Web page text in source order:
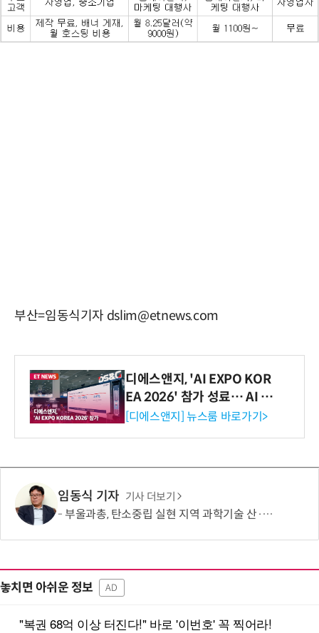
부산=임동식기자 dslim@etnews.com
디에스앤지, 'AI EXPO KOR
EA 2026' 참가 성료… AI 전
생애주기 아우르는 통합 솔루
[디에스앤지] 뉴스룸 바로가기>
임동식 기자 기사 더보기
부울과총, 탄소중립 실현 지역 과학기술 산·학·연·관 협력 모색
놓치면 아쉬운 정보 AD